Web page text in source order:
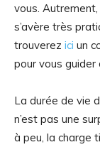
vous.
s’avère très
trouverez ici un
pour vous guider
La durée de vie
n’est pas une
à peu, la charge